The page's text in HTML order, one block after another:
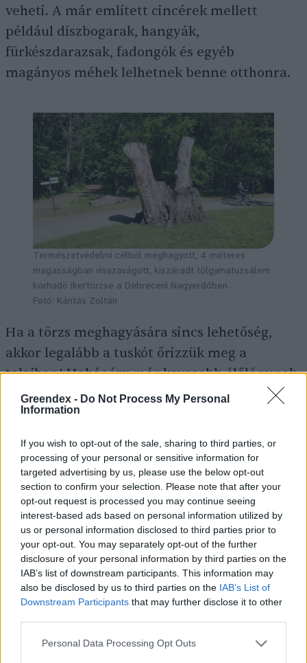
Greendex - Do Not Process My Personal
Information
If you wish to opt-out of the sale, sharing to third parties, or
processing of your personal or sensitive information for
targeted advertising by us, please use the below opt-out
section to confirm your selection. Please note that after your
opt-out request is processed you may continue seeing
interest-based ads based on personal information utilized by
us or personal information disclosed to third parties prior to
your opt-out. You may separately opt-out of the further
disclosure of your personal information by third parties on the
IAB’s list of downstream participants. This information may
also be disclosed by us to third parties on the IAB’s List of
Downstream Participants that may further disclose it to other
Personal Data Processing Opt Outs
veheti. A már említett cincérek mellett
például díszbogarak, hangyák,
fürkészdarazsak, fadongók és egyéb
magányos méhek lelhetnek benne otthonra.
Természetvédelmi célból meghagyott, 4 méteres
magasságban visszavágott, kiszáradt tölgymatuzsálem
korhadó ikertörzse a Debreceni Nagyerdőben.
Fotó: Kántás Zoltán
Ha a törzs meghagyására sincs lehetőség,
akkor legalább a tuskót őrizzük meg a
talajban! Habár így már kevesebb élőlénynek
lesz ideális, de a gyökerek között élő fajok
számára még tökéletes élőhelyet tudunk
biztosítani.
nagyrészt elfogyasztották a bomló, puha faanyagot.